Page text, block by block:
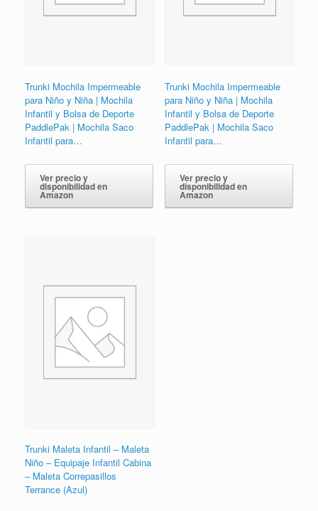
Trunki Mochila Impermeable
para Niño y Niña | Mochila
Infantil y Bolsa de Deporte
PaddlePak | Mochila Saco
Infantil para…
Ver precio y
disponibilidad en
Amazon
Trunki Mochila Impermeable
para Niño y Niña | Mochila
Infantil y Bolsa de Deporte
PaddlePak | Mochila Saco
Infantil para…
Ver precio y
disponibilidad en
Amazon
Trunki Maleta Infantil – Maleta
Niño – Equipaje Infantil Cabina
– Maleta Correpasillos
Terrance (Azul)